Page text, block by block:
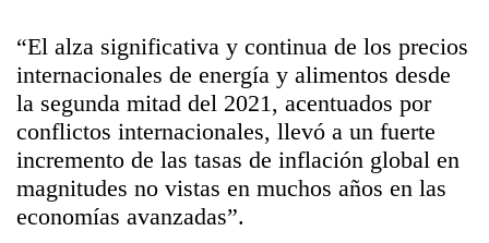
“El alza significativa y continua de los precios
internacionales de energía y alimentos desde
la segunda mitad del 2021, acentuados por
conflictos internacionales, llevó a un fuerte
incremento de las tasas de inflación global en
magnitudes no vistas en muchos años en las
economías avanzadas”.